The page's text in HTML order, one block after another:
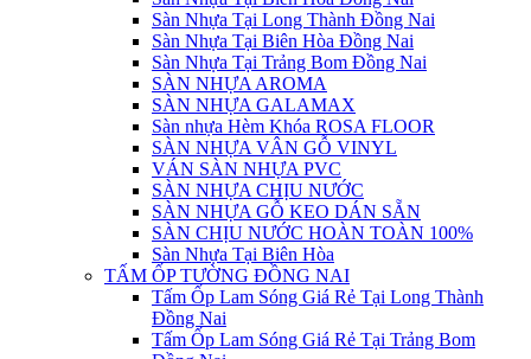
Sàn Nhựa Tại Long Thành Đồng Nai
Sàn Nhựa Tại Biên Hòa Đồng Nai
Sàn Nhựa Tại Trảng Bom Đồng Nai
SÀN NHỰA AROMA
SÀN NHỰA GALAMAX
Sàn nhựa Hèm Khóa ROSA FLOOR
SÀN NHỰA VÂN GỖ VINYL
VÁN SÀN NHỰA PVC
SÀN NHỰA CHỊU NƯỚC
SÀN NHỰA GỖ KEO DÁN SẴN
SÀN CHỊU NƯỚC HOÀN TOÀN 100%
Sàn Nhựa Tại Biên Hòa
TẤM ỐP TƯỜNG ĐỒNG NAI
Tấm Ốp Lam Sóng Giá Rẻ Tại Long Thành
Đồng Nai
Tấm Ốp Lam Sóng Giá Rẻ Tại Trảng Bom